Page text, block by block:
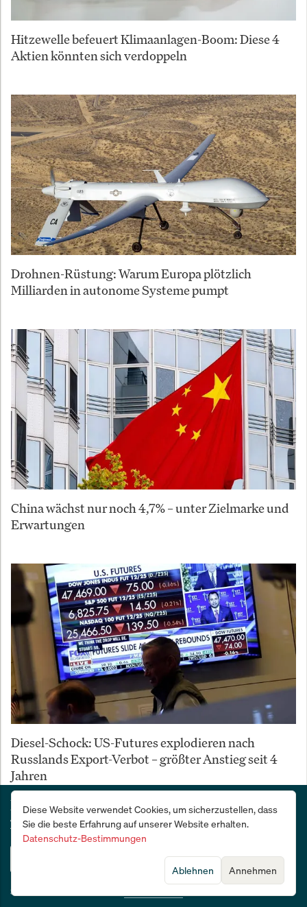
Deutschlands Wirtschafts- und Finanzzeitung:
28 Tage kostenlos testen
Sie sind bereits Abonnent?
Hitzewelle befeuert Klimaanlagen-Boom: Diese 4
Aktien könnten sich verdoppeln
Drohnen-Rüstung: Warum Europa plötzlich
Milliarden in autonome Systeme pumpt
China wächst nur noch 4,7% – unter Zielmarke und
Erwartungen
Diesel-Schock: US-Futures explodieren nach
Russlands Export-Verbot – größter Anstieg seit 4
Jahren
Diese Website verwendet Cookies, um sicherzustellen, dass
Sie die beste Erfahrung auf unserer Website erhalten.
Datenschutz-Bestimmungen
Annehmen
Ablehnen